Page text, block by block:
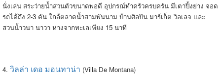
นั่งเล่น สระว่ายน้ำส่วนตัวขนาดพอดี อุปกรณ์ทำครัวครบครัน มีเตาปิ้งย่าง จอด
รถได้ถึง 2-3 คัน ใกล้ตลาดน้ำสามพันนาม บ้านศิลปิน มาร์เก็ต วิลเลจ และ
สวนน้ำวนา นาวา ห่างจากทะเลเพียง 15 นาที
4. วิลล่า เดอ มอนทาน่า (Villa De Montana)